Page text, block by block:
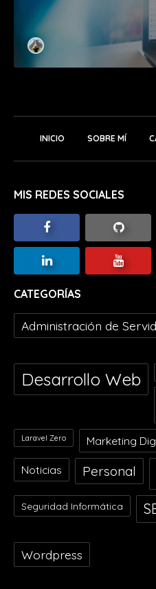
INICIO SOBRE MÍ
MIS REDES SOCIALES
CATEGORÍAS
Administración de
Desarrollo Web
Laravel Zero Marketing
Noticias Personal
Seguridad Informática
Wordpress